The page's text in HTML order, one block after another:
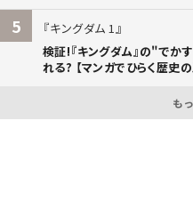
5
キングダム 1
検証!『キングダム』の"でか
れる? 【マンガでひらく歴史の
も